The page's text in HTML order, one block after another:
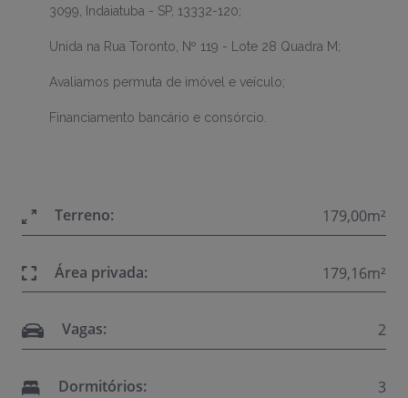
3099, Indaiatuba - SP, 13332-120;
Unida na Rua Toronto, Nº 119 - Lote 28 Quadra M;
Avaliamos permuta de imóvel e veículo;
Financiamento bancário e consórcio.
Terreno: 179,00m²
Área privada: 179,16m²
Vagas: 2
Dormitórios: 3